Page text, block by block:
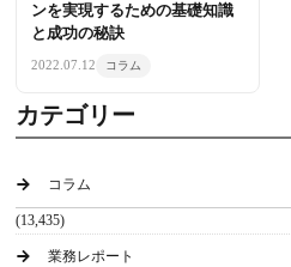
ンを実現するための基礎知識
と成功の秘訣
2022.07.12 コラム
カテゴリー
コラム
(13,435)
業務レポート